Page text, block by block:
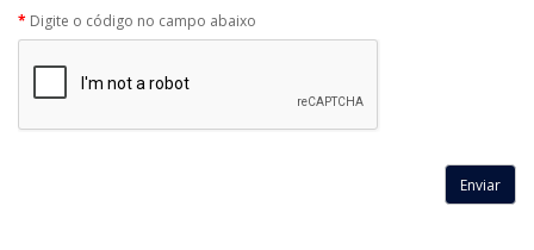
Digite o código no campo abaixo